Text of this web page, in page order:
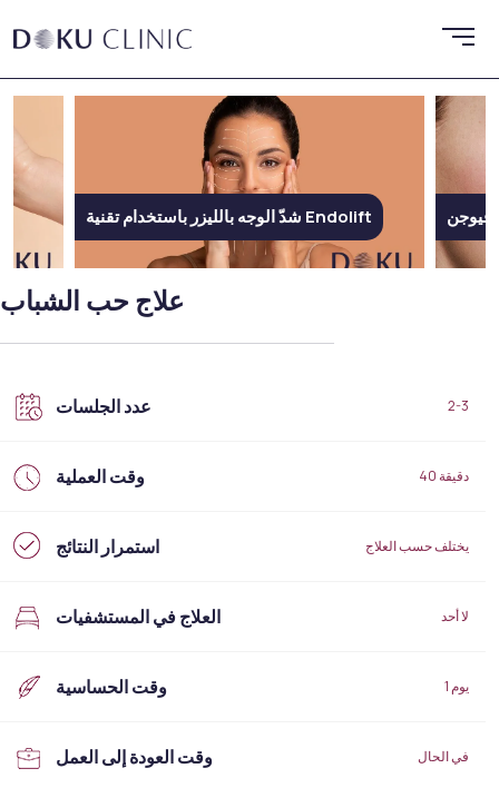
شدّ الوجه بالليزر باستخدام تقنية Endolift إم فيوجن
علاج حب الشباب
عدد الجلسات 2-3
وقت العملية 40 دقيقة
استمرار النتائج يختلف حسب العلاج
العلاج في المستشفيات لا أحد
وقت الحساسية 1 يوم
وقت العودة إلى العمل في الحال